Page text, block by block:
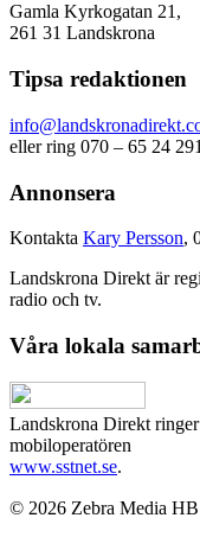
Gamla Kyrkogatan 21,
261 31 Landskrona
Tipsa redaktionen
eller ring 070 – 65 24 291
Annonsera
Kontakta Kary Persson,
Landskrona Direkt är
radio och tv.
Våra lokala
Landskrona Direkt
mobiloperatören
www.sstnet.se.
© 2026 Zebra Media HB